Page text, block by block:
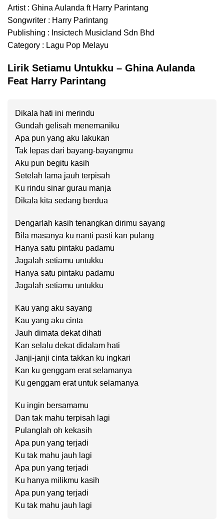
Artist : Ghina Aulanda ft Harry Parintang
Songwriter : Harry Parintang
Publishing : Insictech Musicland Sdn Bhd
Category : Lagu Pop Melayu
Lirik Setiamu Untukku – Ghina Aulanda
Feat Harry Parintang
Dikala hati ini merindu
Gundah gelisah menemaniku
Apa pun yang aku lakukan
Tak lepas dari bayang-bayangmu
Aku pun begitu kasih
Setelah lama jauh terpisah
Ku rindu sinar gurau manja
Dikala kita sedang berdua
Dengarlah kasih tenangkan dirimu sayang
Bila masanya ku nanti pasti kan pulang
Hanya satu pintaku padamu
Jagalah setiamu untukku
Hanya satu pintaku padamu
Jagalah setiamu untukku
Kau yang aku sayang
Kau yang aku cinta
Jauh dimata dekat dihati
Kan selalu dekat didalam hati
Janji-janji cinta takkan ku ingkari
Kan ku genggam erat selamanya
Ku genggam erat untuk selamanya
Ku ingin bersamamu
Dan tak mahu terpisah lagi
Pulanglah oh kekasih
Apa pun yang terjadi
Ku tak mahu jauh lagi
Apa pun yang terjadi
Ku hanya milikmu kasih
Apa pun yang terjadi
Ku tak mahu jauh lagi